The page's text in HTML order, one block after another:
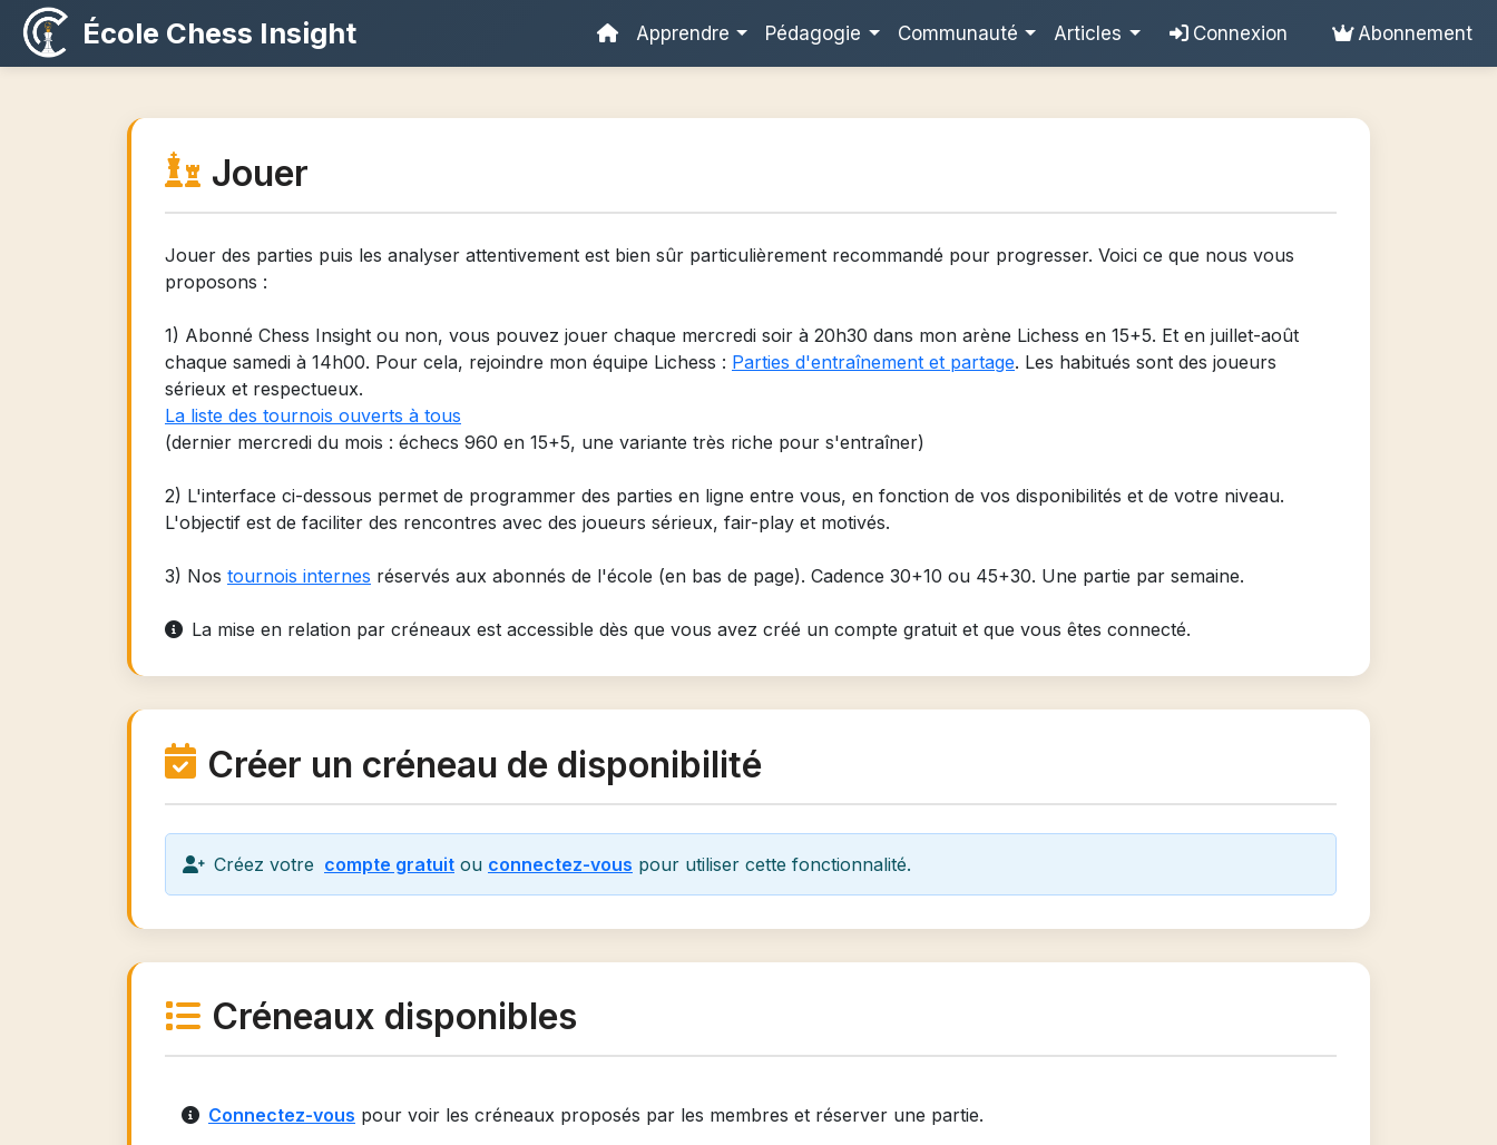
École Chess Insight Apprendre Pédagogie Communauté Articles Connexion Abonnement
Jouer
Jouer des parties puis les analyser attentivement est bien sûr particulièrement recommandé pour progresser. Voici ce que nous vous
proposons :
1) Abonné Chess Insight ou non, vous pouvez jouer chaque mercredi soir à 20h30 dans mon arène Lichess en 15+5. Et en juillet-août
chaque samedi à 14h00. Pour cela, rejoindre mon équipe Lichess : Parties d'entraînement et partage. Les habitués sont des joueurs
sérieux et respectueux.
La liste des tournois ouverts à tous
(dernier mercredi du mois : échecs 960 en 15+5, une variante très riche pour s'entraîner)
2) L'interface ci-dessous permet de programmer des parties en ligne entre vous, en fonction de vos disponibilités et de votre niveau.
L'objectif est de faciliter des rencontres avec des joueurs sérieux, fair-play et motivés.
3) Nos tournois internes réservés aux abonnés de l'école (en bas de page). Cadence 30+10 ou 45+30. Une partie par semaine.
La mise en relation par créneaux est accessible dès que vous avez créé un compte gratuit et que vous êtes connecté.
Créer un créneau de disponibilité
Créez votre compte gratuit ou connectez-vous pour utiliser cette fonctionnalité.
Créneaux disponibles
Connectez-vous pour voir les créneaux proposés par les membres et réserver une partie.